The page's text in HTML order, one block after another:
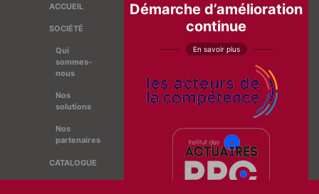
ACCUEIL
SOCIÉTÉ
Qui
sommes-
nous
Nos
solutions
Nos
partenaires
CATALOGUE
Démarche d’amélioration
continue
En savoir plus